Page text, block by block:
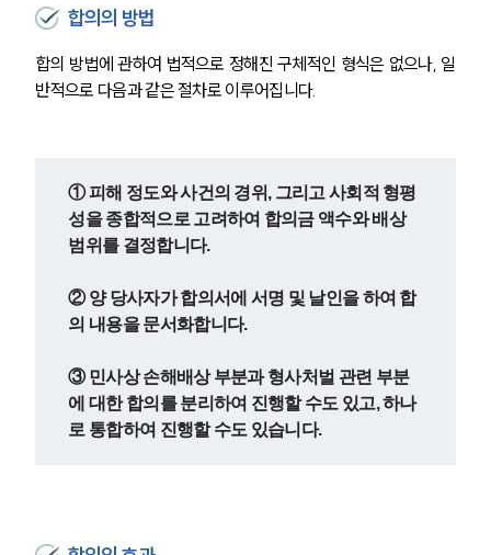
합의의 방법
합의 방법에 관하여 법적으로 정해진 구체적인 형식은 없으나, 일
반적으로 다음과 같은 절차로 이루어집니다.
① 피해 정도와 사건의 경위, 그리고 사회적 형평
성을 종합적으로 고려하여 합의금 액수와 배상
범위를 결정합니다.
② 양 당사자가 합의서에 서명 및 날인을 하여 합
의 내용을 문서화합니다.
③ 민사상 손해배상 부분과 형사처벌 관련 부분
에 대한 합의를 분리하여 진행할 수도 있고, 하나
로 통합하여 진행할 수도 있습니다.